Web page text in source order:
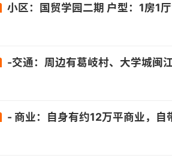
小区：国贸学园二期 户型：1房1厅1卫1厨1阳台（独门独户） 介绍：该房源为独门独户单身公寓，高层视野好，朝南阳光充沛，民用水电，带天然气，全屋定制壁柜，
-交通：周边有葛岐村、大学城闽江师专、高新学园路口、旗山石沙等公交站，途径的公交线路包括26路、89路、141路、151路
- 商业：自身有约12万平商业，自带3万平乐活街，周边还有正荣财富中心、万达广场(福州高新店)等. - 医疗：福建师范大学医院旗山门诊部等